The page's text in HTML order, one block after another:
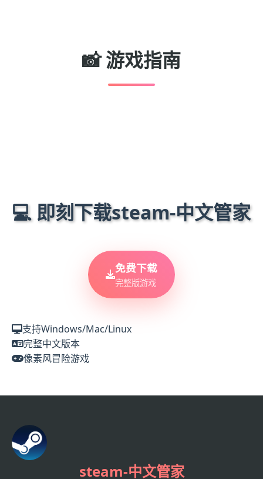
📸 游戏指南
💻 即刻下载steam-中文管家
免费下载
完整版游戏
支持Windows/Mac/Linux
完整中文版本
像素风冒险游戏
steam-中文管家